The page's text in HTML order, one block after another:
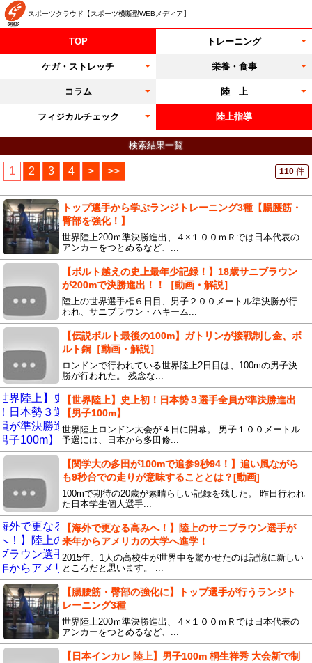
スポーツクラウド【スポーツ横断型WEBメディア】
TOP トレーニング
ケガ・ストレッチ 栄養・食事
コラム 陸 上
フィジカルチェック 陸上指導
検索結果一覧
1 2 3 4 > >> 110 件
トップ選手から学ぶランジトレーニング3種【腸腰筋・
臀部を強化！】
世界陸上200ｍ準決勝進出、４×１００ｍＲでは日本代表の
アンカーをつとめるなど、...
【ボルト越えの史上最年少記録！】18歳サニブラウン
が200mで決勝進出！！［動画・解説］
陸上の世界選手権６日目、男子２００メートル準決勝が行
われ、サニブラウン・ハキーム...
【伝説ボルト最後の100m】ガトリンが接戦制し金、ボ
ルト銅［動画・解説］
ロンドンで行われている世界陸上2日目は、100mの男子決
勝が行われた。 残念な...
【世界陸上】史上初！日本勢３選手全員が準決勝進出
【男子100m】
世界陸上ロンドン大会が４日に開幕。 男子１００メートル
予選には、日本から多田修...
【関学大の多田が100mで追参9秒94！】追い風ながら
も9秒台での走りが意味することとは？[動画]
100mで期待の20歳が素晴らしい記録を残した。 昨日行われ
た日本学生個人選手...
【海外で更なる高みへ！】陸上のサニブラウン選手が
来年からアメリカの大学へ進学！
2015年、1人の高校生が世界中を驚かせたのは記憶に新しい
ところだと思います。 ...
【腸腰筋・臀部の強化に】トップ選手が行うランジト
レーニング3種
世界陸上200ｍ準決勝進出、４×１００ｍＲでは日本代表の
アンカーをつとめるなど、...
【日本インカレ 陸上】男子100m 桐生祥秀 大会新で制